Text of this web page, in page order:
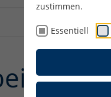
zustimmen.
Essentiell